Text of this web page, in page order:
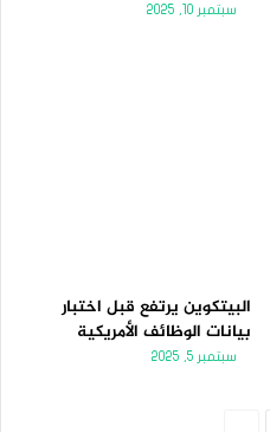
سبتمبر 10, 2025
البيتكوين يرتفع قبل اختبار
بيانات الوظائف الأمريكية
سبتمبر 5, 2025